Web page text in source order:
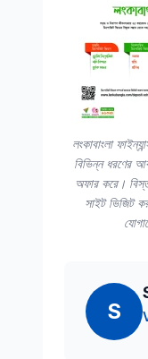
লংকাবাংলা
বিভিন্ন ধরণের
অফার করে।
সাইট ভিজিট
S